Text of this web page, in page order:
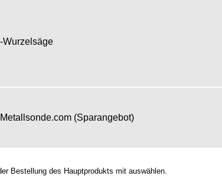
Wurzelsäge
(Sparangebot)
Bestellung des Hauptprodukts mit auswählen.